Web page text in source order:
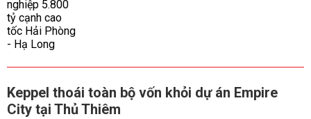
Keppel thoái toàn bộ vốn khỏi dự án Empire
City tại Thủ Thiêm